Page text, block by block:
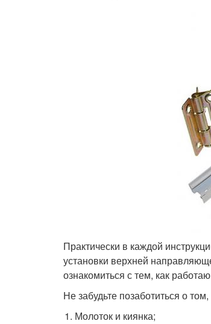
Практически в каждой
установки верхней
ознакомиться с тем, как
Не забудьте позаботиться о
Молоток и киянка;